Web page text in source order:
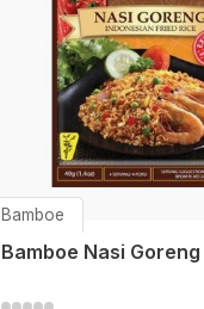
Bamboe
Bamboe Nasi Goreng